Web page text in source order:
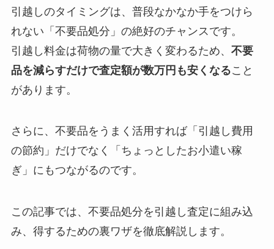
引越しのタイミングは、普段なかなか手をつけら
れない「不要品処分」の絶好のチャンスです。
引越し料金は荷物の量で大きく変わるため、 不要
品を減らすだけで査定額が数万円も安くなること
があります。
さらに、不要品をうまく活用すれば「引越し費用
の節約」だけでなく「ちょっとしたお小遣い稼
ぎ」にもつながるのです。
この記事では、不要品処分を引越し査定に組み込
み、得するための裏ワザを徹底解説します。